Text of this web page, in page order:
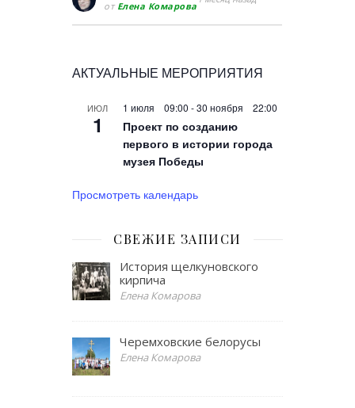
от Елена Комарова
АКТУАЛЬНЫЕ МЕРОПРИЯТИЯ
ИЮЛ
1
1 июля 09:00 -30 ноября 22:00
Проект по созданию
первого в истории города
музея Победы
Просмотреть календарь
СВЕЖИЕ ЗАПИСИ
История щелкуновского
кирпича
Елена Комарова
Черемховские белорусы
Елена Комарова